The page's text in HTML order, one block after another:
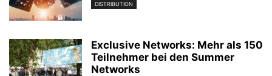
DISTRIBUTION
Exclusive Networks: Mehr als 150
Teilnehmer bei den Summer
Networks